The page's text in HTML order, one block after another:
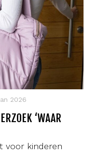
2026
‘WAAR
voor kinderen